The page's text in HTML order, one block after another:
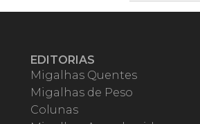
EDITORIAS
Migalhas Quentes
Migalhas de Peso
Colunas